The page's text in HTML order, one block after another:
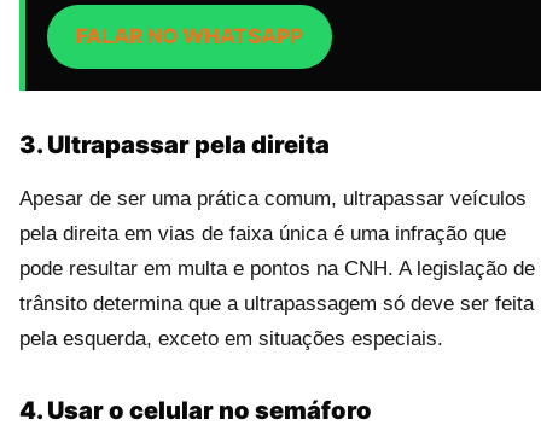
FALAR NO WHATSAPP
3. Ultrapassar pela direita
Apesar de ser uma prática comum, ultrapassar veículos
pela direita em vias de faixa única é uma infração que
pode resultar em multa e pontos na CNH. A legislação de
trânsito determina que a ultrapassagem só deve ser feita
pela esquerda, exceto em situações especiais.
4. Usar o celular no semáforo